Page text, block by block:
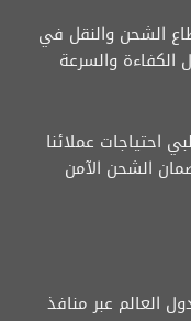
الشحن والنقل في
والسرعة
احتياجات عملائنا
الشحن الآمن
العالم عبر منافذ